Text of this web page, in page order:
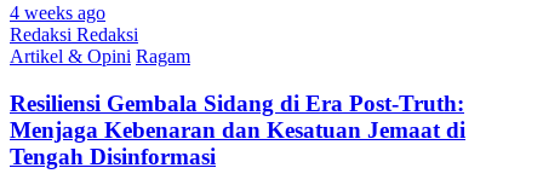
4 weeks ago
Redaksi Redaksi
Artikel & Opini Ragam
Resiliensi Gembala Sidang di Era Post-Truth:
Menjaga Kebenaran dan Kesatuan Jemaat di
Tengah Disinformasi